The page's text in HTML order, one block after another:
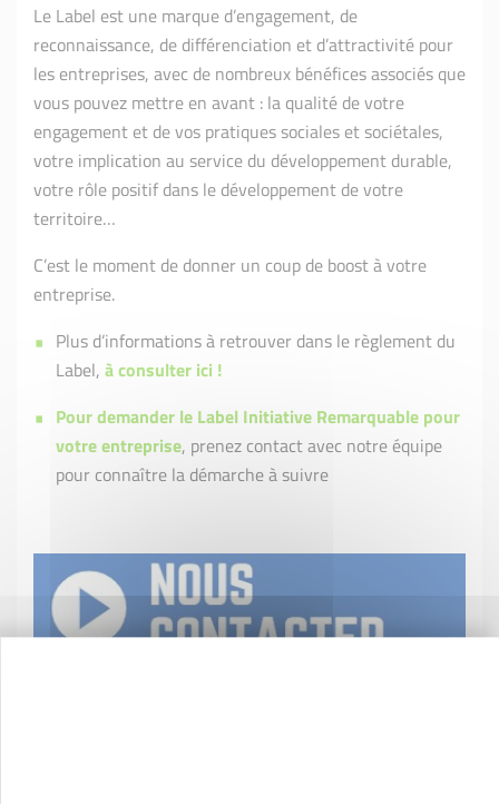
Le Label est une marque d’engagement, de
reconnaissance, de différenciation et d’attractivité pour
les entreprises, avec de nombreux bénéfices associés que
vous pouvez mettre en avant : la qualité de votre
engagement et de vos pratiques sociales et sociétales,
votre implication au service du développement durable,
votre rôle positif dans le développement de votre
territoire…
C’est le moment de donner un coup de boost à votre
entreprise.
Plus d’informations à retrouver dans le règlement du
Label, à consulter ici !
Pour demander le Label Initiative Remarquable pour
votre entreprise, prenez contact avec notre équipe
pour connaître la démarche à suivre